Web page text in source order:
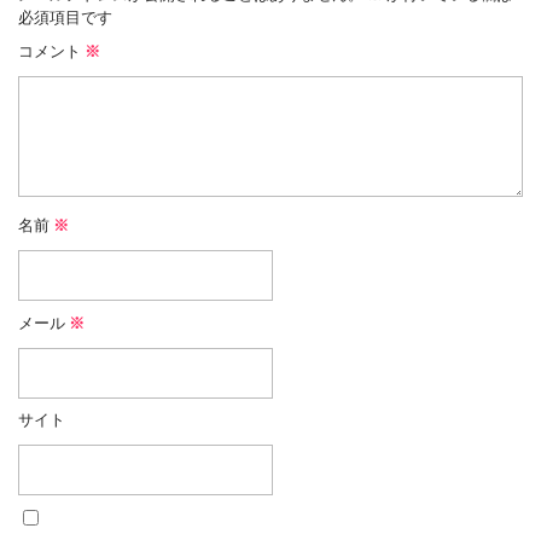
必須項目です
コメント ※
名前 ※
メール ※
サイト